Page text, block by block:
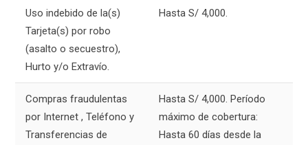
Uso indebido de la(s)
Tarjeta(s) por robo
(asalto o secuestro),
Hurto y/o Extravío.
Hasta S/ 4,000.
Compras fraudulentas
por Internet , Teléfono y
Transferencias de
Hasta S/ 4,000. Período
máximo de cobertura:
Hasta 60 días desde la